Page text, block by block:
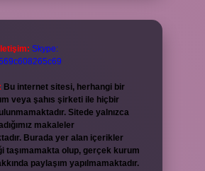
Skype:
Bu internet sitesi, herhangi bir
veya şahıs şirketi ile hiçbir
Sitede yalnızca
makaleler
Burada yer alan içerikler
taşımamakta olup, gerçek kurum
paylaşım yapılmamaktadır.